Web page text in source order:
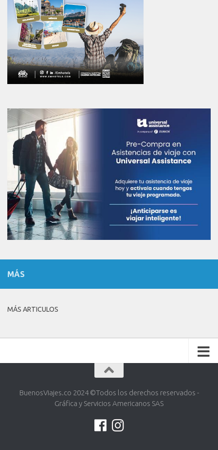
MÁS
MÁS ARTICULOS
BuenosViajes.co 2024 ©️Todos los derechos reservados -
Gráfica y Servicios Americanos SAS